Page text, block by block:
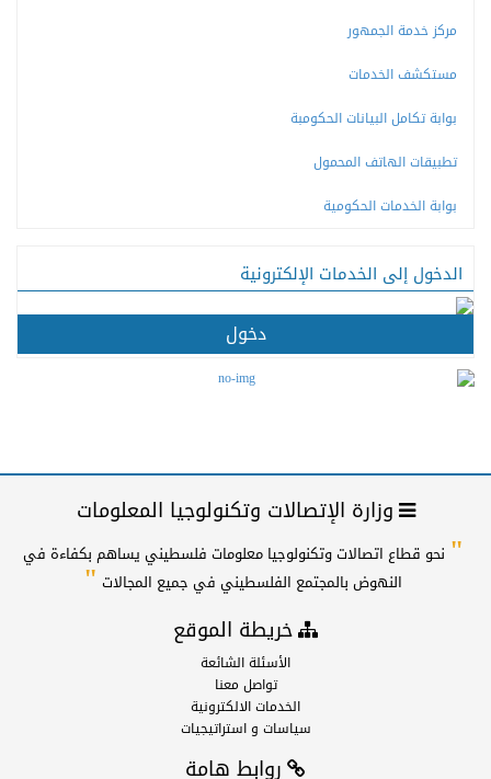
مركز خدمة الجمهور
مستكشف الخدمات
بوابة تكامل البيانات الحكومبة
تطبيقات الهاتف المحمول
بوابة الخدمات الحكومية
الدخول إلى الخدمات الإلكترونية
دخول
وزارة الإتصالات وتكنولوجيا المعلومات
" نحو قطاع اتصالات وتكنولوجيا معلومات فلسطيني يساهم بكفاءة في
النهوض بالمجتمع الفلسطيني في جميع المجالات"
خريطة الموقع
الأسئلة الشائعة
تواصل معنا
الخدمات الالكترونية
سياسات و استراتيجيات
روابط هامة